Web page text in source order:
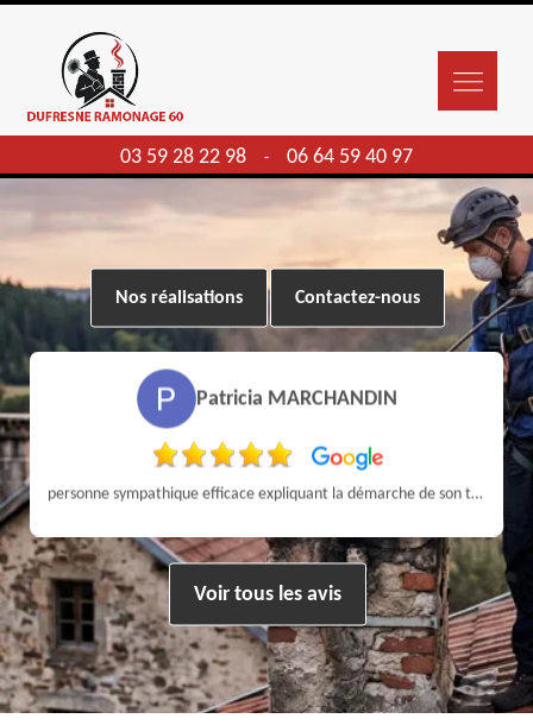
03 59 28 22 98 - 06 64 59 40 97
Nos réalisations Contactez-nous
Patricia MARCHANDIN
personne sympathique efficace expliquant la démarche de son travail pour un résultat de qualité . A recommander
Voir tous les avis